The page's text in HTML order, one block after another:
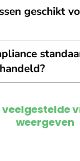
geschikt
veelgestelde
weergeven